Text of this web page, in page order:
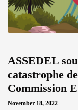
ASSEDEL
catastrophe
Commission
November 18, 2022